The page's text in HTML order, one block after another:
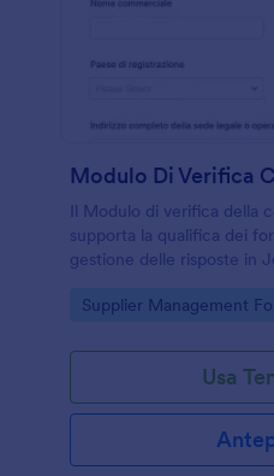
Il Modulo di verifica della
supporta la qualifica dei
gestione delle risposte in
Go to Category:
Supplier Management
Usa